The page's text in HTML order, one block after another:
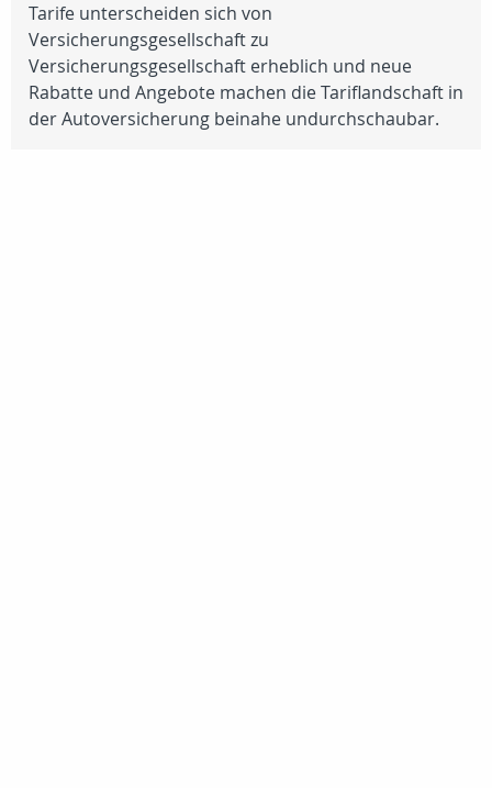
Tarife unterscheiden sich von
Versicherungsgesellschaft zu
Versicherungsgesellschaft erheblich und neue
Rabatte und Angebote machen die Tariflandschaft in
der Autoversicherung beinahe undurchschaubar.